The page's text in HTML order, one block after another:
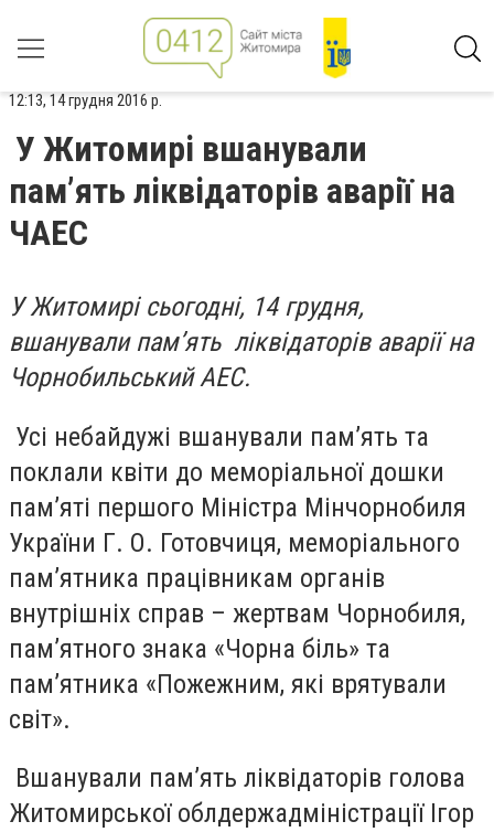
12:13, 14 грудня 2016 р.
У Житомирі вшанували
пам’ять ліквідаторів аварії на
ЧАЕС
У Житомирі сьогодні, 14 грудня,
вшанували пам’ять ліквідаторів аварії на
Чорнобильський АЕС.
Усі небайдужі вшанували пам’ять та
поклали квіти до меморіальної дошки
пам’яті першого Міністра Мінчорнобиля
України Г. О. Готовчиця, меморіального
пам’ятника працівникам органів
внутрішніх справ – жертвам Чорнобиля,
пам’ятного знака «Чорна біль» та
пам’ятника «Пожежним, які врятували
світ».
Вшанували пам’ять ліквідаторів голова
Житомирської облдержадміністрації Ігор